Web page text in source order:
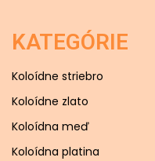
KATEGÓRIE
Koloídne striebro
Koloídne zlato
Koloídna meď
Koloídna platina